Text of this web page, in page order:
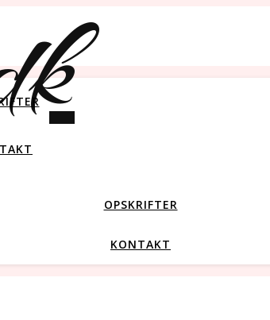
OPSKRIFTER
KONTAKT